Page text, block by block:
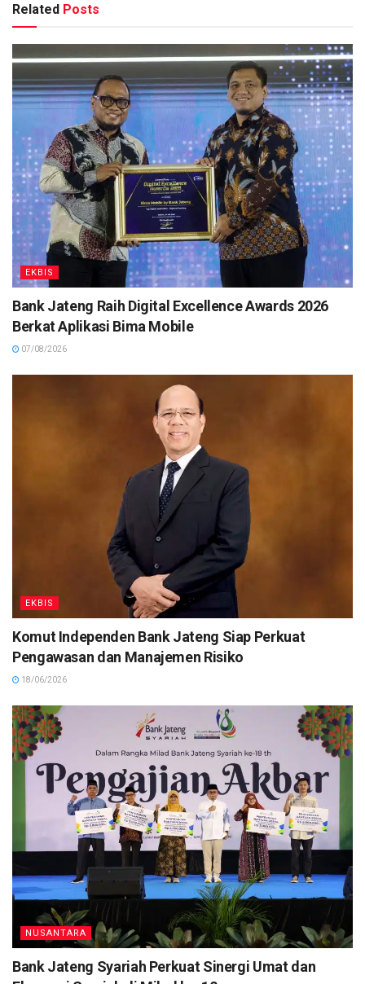
Related Posts
EKBIS
Bank Jateng Raih Digital Excellence Awards 2026
Berkat Aplikasi Bima Mobile
07/08/2026
EKBIS
Komut Independen Bank Jateng Siap Perkuat
Pengawasan dan Manajemen Risiko
18/06/2026
NUSANTARA
Bank Jateng Syariah Perkuat Sinergi Umat dan